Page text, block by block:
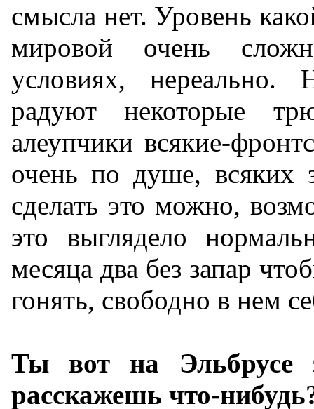
смысла нет. Уровень
мировой очень
условиях, нереально.
радуют некоторые
алеупчики всякие-
очень по душе, всяких
сделать это можно,
это выглядело
месяца два без запар
гонять, свободно в нем
Ты вот на Эльбрусе
расскажешь что-